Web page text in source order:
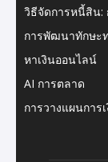
วิธีจัดการหนี้สิน:
การพัฒนาทักษะท
หาเงินออนไลน์
AI การตลาด
การวางแผนกา